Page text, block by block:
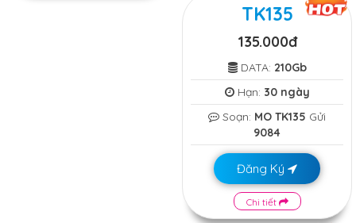
TK135
135.000đ
DATA: 210Gb
Hạn: 30 ngày
Soạn: MO TK135 Gửi
9084
Đăng Ký
Chi tiết